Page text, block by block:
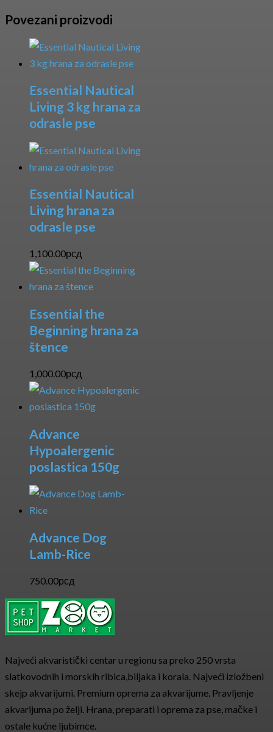
Povezani proizvodi
Essential Nautical
Living 3 kg hrana za
odrasle pse
Essential Nautical
Living hrana za
odrasle pse
1,100.00рсд
Essential the
Beginning hrana za
štence
1,000.00рсд
Advance
Hypoalergenic
poslastica 150g
Advance Dog
Lamb-Rice
750.00рсд
Najveći akvaristički centar u regionu sa preko 250 vrsta
slatkovodnih i morskih ribica,biljaka i korala. Najveći izložbeni
skejp akvarijumi. Premium oprema za akvarijume. Pravljenje
akvarijuma po želji. Hrana, preparati i oprema za pse, mačke i
ostale kućne ljubimce.